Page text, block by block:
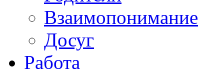
Взаимопонимание
Досуг
Работа